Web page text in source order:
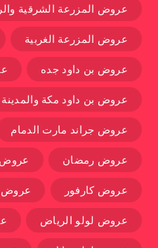
عروض المزرعة الشرقية
عروض المزرعة الغربية
عروض بن داود جده
عروض بن داود مكة
عروض جراند مارت الدمام
عروض رمضان عروض
عروض كارفور عروض
عروض لولو الرياض